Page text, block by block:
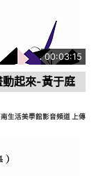
00:03:15
起來-黃于庭
生活美學館影音頻道 上傳